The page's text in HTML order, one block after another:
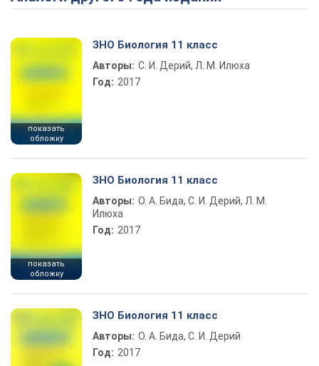
показать
обложку
ЗНО Биология 11 класс
Авторы: С. И. Дерий, Л. М. Илюха
Год: 2017
показать
обложку
ЗНО Биология 11 класс
Авторы: О. А. Бида, С. И. Дерий, Л. М.
Илюха
Год: 2017
ЗНО Биология 11 класс
Авторы: О. А. Бида, С. И. Дерий
Год: 2017